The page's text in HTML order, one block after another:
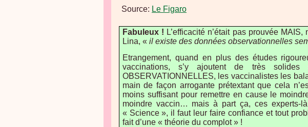
Source: Le Figaro
Fabuleux ! L’efficacité n’était pas prouvée
Lina, « il existe des données observationnelles
Etrangement, quand en plus des études
vaccinations, s’y ajoutent de très solides
OBSERVATIONNELLES, les vaccinalistes les
main de façon arrogante prétextant que cela
moins suffisant pour remettre en cause le
moindre vaccin… mais à part ça, ces experts-
« Science », il faut leur faire confiance et tout
fait d’une « théorie du complot » !